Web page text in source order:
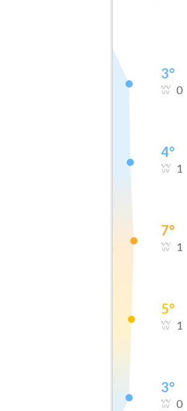
3°
0
4°
1
7°
1
5°
1
3°
0